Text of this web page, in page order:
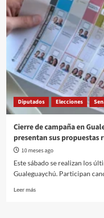
Estado
de
alerta
Diputados Elecciones
Cierre de campaña en
presentan sus propuestas
10 meses ago
Este sábado se realizan los
Gualeguaychú. Participan
Leer másRead